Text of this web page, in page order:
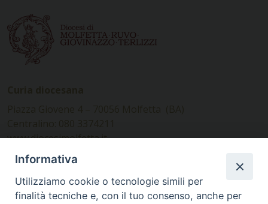
www.diocesimolfetta.it –
diocesimolfetta@pec.chiesacattolica.it
Ufficio Comunicazioni sociali
Informativa
Utilizziamo cookie o tecnologie simili per
finalità tecniche e, con il tuo consenso, anche per